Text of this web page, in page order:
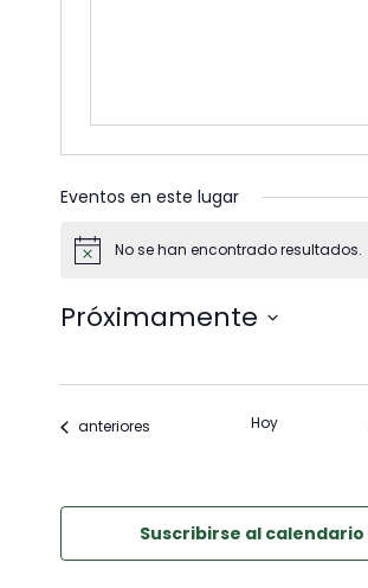
Eventos en este lugar
Aviso No se han encontrado resultados.
Próximamente
la
Eventos
anteriores Hoy
Suscribirse al calendario